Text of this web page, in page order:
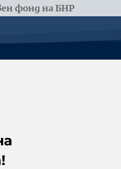
фонд на БНР